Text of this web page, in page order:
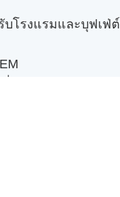
บโรงแรมและบุฟเฟ่ต์